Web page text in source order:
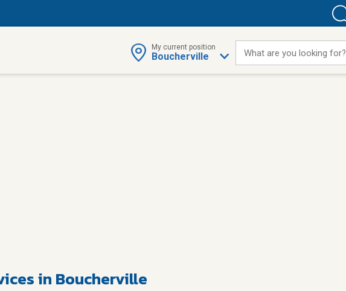
My current position
Boucherville What are you looking for?
in Boucherville